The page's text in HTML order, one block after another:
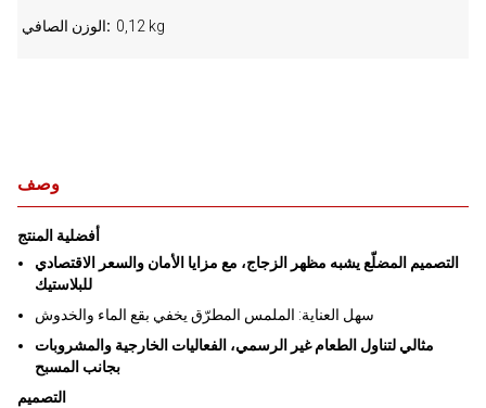
وصف
أفضلية المنتج
التصميم المضلّع يشبه مظهر الزجاج، مع مزايا الأمان والسعر الاقتصادي
للبلاستيك
سهل العناية: الملمس المطرّق يخفي بقع الماء والخدوش
مثالي لتناول الطعام غير الرسمي، الفعاليات الخارجية والمشروبات
بجانب المسبح
التصميم
الوزن الصافي 0,12 kg